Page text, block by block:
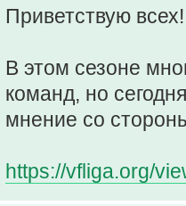
Приветствую всех!
В этом сезоне
команд, но
мнение со
https://vfliga.org/